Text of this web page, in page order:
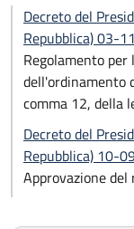
Decreto del
Repubblica) 03-
Regolamento
dell'ordinamento
comma 12, della
Decreto del
Repubblica) 10-
Approvazione